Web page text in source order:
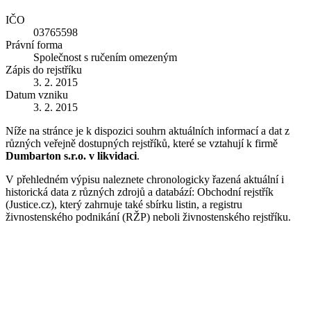
IČO
03765598
Právní forma
Společnost s ručením omezeným
Zápis do rejstříku
3. 2. 2015
Datum vzniku
3. 2. 2015
Níže na stránce je k dispozici souhrn aktuálních informací a dat z
různých veřejně dostupných rejstříků, které se vztahují k firmě
Dumbarton s.r.o. v likvidaci.
V přehledném výpisu naleznete chronologicky řazená aktuální i
historická data z různých zdrojů a databází: Obchodní rejstřík
(Justice.cz), který zahrnuje také sbírku listin, a registru
živnostenského podnikání (RŽP) neboli živnostenského rejstříku.